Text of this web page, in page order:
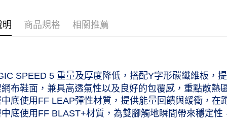
黑貓宅急
每筆
明 商品規格 相關推薦
SPEED 5 重量及厚度降低，搭配Y字形碳纖維板，
網布鞋面，兼具高透氣性以及良好的包覆感，重點散熱
中底使用FF LEAP彈性材質，提供能量回饋與緩衝，在
中底使用FF BLAST+材質，為雙腳觸地瞬間帶來穩定性